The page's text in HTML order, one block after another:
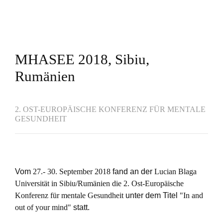
MHASEE 2018, Sibiu,
Rumänien
2. OST-EUROPÄISCHE KONFERENZ FÜR MENTALE
GESUNDHEIT
Vom 27.- 30. September 2018 fand an der Lucian Blaga
Universität in Sibiu/Rumänien die 2. Ost-Europäische
Konferenz für mentale Gesundheit unter dem Titel "In and
out of your mind" statt.